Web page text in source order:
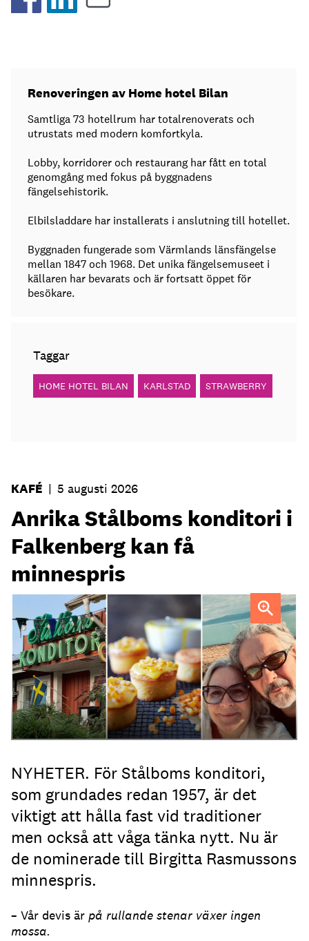
Renoveringen av Home hotel Bilan
Samtliga 73 hotellrum har totalrenoverats och
utrustats med modern komfortkyla.
Lobby, korridorer och restaurang har fått en total
genomgång med fokus på byggnadens
fängelsehistorik.
Elbilsladdare har installerats i anslutning till hotellet.
Byggnaden fungerade som Värmlands länsfängelse
mellan 1847 och 1968. Det unika fängelsemuseet i
källaren har bevarats och är fortsatt öppet för
besökare.
Taggar
HOME HOTEL BILAN KARLSTAD STRAWBERRY
KAFÉ | 5 augusti 2026
Anrika Stålboms konditori i
Falkenberg kan få
minnespris
Heléne och Micael Stålbom
NYHETER. För Stålboms konditori,
som grundades redan 1957, är det
viktigt att hålla fast vid traditioner
men också att våga tänka nytt. Nu är
de nominerade till Birgitta Rasmussons
minnespris.
– Vår devis är på rullande stenar växer ingen
mossa.